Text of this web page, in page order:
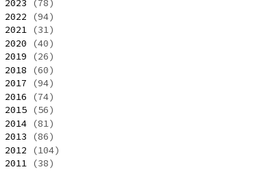
2023 (78)
2022 (94)
2021 (31)
2020 (40)
2019 (26)
2018 (60)
2017 (94)
2016 (74)
2015 (56)
2014 (81)
2013 (86)
2012 (104)
2011 (38)